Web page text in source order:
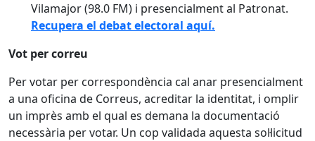
Vilamajor (98.0 FM) i presencialment al Patronat.
Recupera el debat electoral aquí.
Vot per correu
Per votar per correspondència cal anar presencialment
a una oficina de Correus, acreditar la identitat, i omplir
un imprès amb el qual es demana la documentació
necessària per votar. Un cop validada aquesta sol·licitud